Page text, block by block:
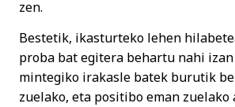
zen.
Bestetik, ikasturteko lehen
proba bat egitera behartu nahi
mintegiko irakasle batek burutik
zuelako, eta positibo eman